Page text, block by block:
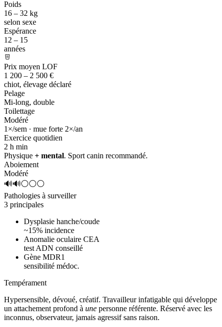
Poids
16 – 32 kg
selon sexe
Espérance
12 – 15
années
Prix moyen LOF
1 200 – 2 500 €
chiot, élevage déclaré
Pelage
Mi-long, double
Toilettage
Modéré
1×/sem · mue forte 2×/an
Exercice quotidien
2 h min
Physique + mental. Sport canin recommandé.
Aboiement
Modéré
🔊🔊⚪⚪⚪
Pathologies à surveiller
3 principales
Dysplasie hanche/coude
~15% incidence
Anomalie oculaire CEA
test ADN conseillé
Gène MDR1
sensibilité médoc.
Tempérament
Hypersensible, dévoué, créatif. Travailleur infatigable qui développe
un attachement profond à une personne référente. Réservé avec les
inconnus, observateur, jamais agressif sans raison.